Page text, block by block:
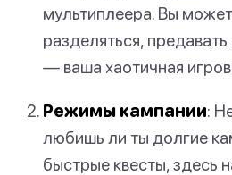
мультиплеера. Вы
разделяться,
— ваша хаотичная
Режимы кампании:
любишь ли ты долгие
быстрые квесты, здесь